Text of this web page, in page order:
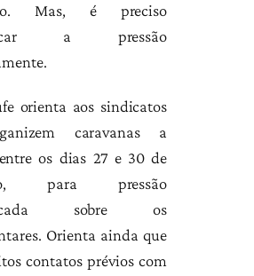
Mas, é preciso
a pressão
orienta aos sindicatos
caravanas a
os dias 27 e 30 de
para pressão
sobre os
Orienta ainda que
contatos prévios com